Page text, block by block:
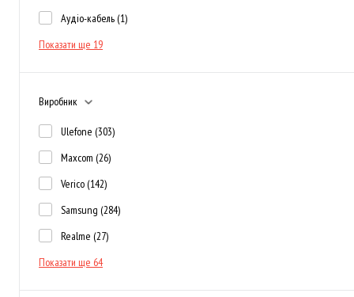
Аудіо-кабель (1)
Показати ще 19
Виробник
Ulefone (303)
Maxcom (26)
Verico (142)
Samsung (284)
Realme (27)
Показати ще 64